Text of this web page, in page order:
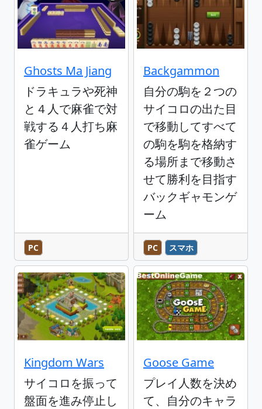
Ghosts Ma Jiang
ドラキュラや死神
と４人で麻雀で対
戦する４人打ち麻
雀ゲーム
PC
Backgammon
自分の駒を２つの
サイコロの出た目
で移動してすべて
の駒を駒を格納す
る場所まで移動さ
せて勝利を目指す
バックギャモンゲ
ーム
PC スマホ
Kingdom Wars
サイコロを振って
盤面を進み停止し
Goose Game
プレイ人数を決め
て、自分のキャラ